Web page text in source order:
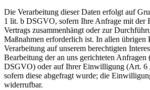
Die Verarbeitung dieser Daten erfolgt auf
1 lit. b DSGVO, sofern Ihre Anfrage mit der
Vertrags zusammenhängt oder zur
Maßnahmen erforderlich ist. In allen übrigen
Verarbeitung auf unserem berechtigten
Bearbeitung der an uns gerichteten
DSGVO) oder auf Ihrer Einwilligung (Art.
sofern diese abgefragt wurde; die
widerrufbar.